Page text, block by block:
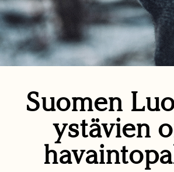
Suomen
ystävien